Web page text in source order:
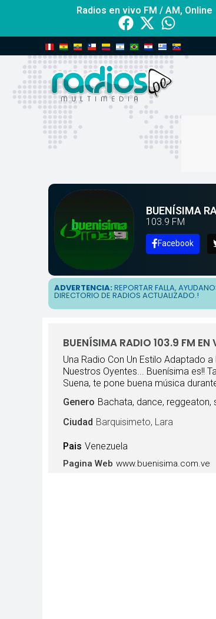
Radios en vivo FM / AM, Online
BUENÍSIMA
103.9 FM
Facebook
ADVERTENCIA: REPORTAR FALLA,
DIRECTORIO DE RADIOS ACTUALIZADO.!
BUENÍSIMA RADIO 103.9 FM EN
Una Radio Con Un Estilo Adaptado
Nuestros Oyentes... Buenísima es!!
Suena, te pone buena música
Genero Bachata, dance, reggeaton,
Ciudad Barquisimeto, Lara
Pais Venezuela
Pagina Web www.buenisima.com.ve